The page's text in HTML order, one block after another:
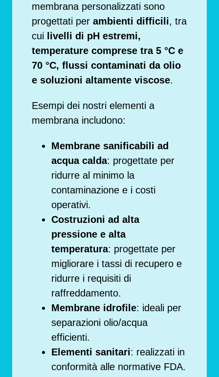
membrana personalizzati sono
progettati per ambienti difficili, tra
cui livelli di pH estremi,
temperature comprese tra 5 °C e
70 °C, flussi contaminati da olio
e soluzioni altamente viscose.
Esempi dei nostri elementi a
membrana includono:
Membrane sanificabili ad
acqua calda: progettate per
ridurre al minimo la
contaminazione e i costi
operativi.
Costruzioni ad alta
pressione e alta
temperatura: progettate per
migliorare i tassi di recupero e
ridurre i requisiti di
raffreddamento.
Membrane idrofile: ideali per
separazioni olio/acqua
efficienti.
Elementi sanitari: realizzati in
conformità alle normative FDA.